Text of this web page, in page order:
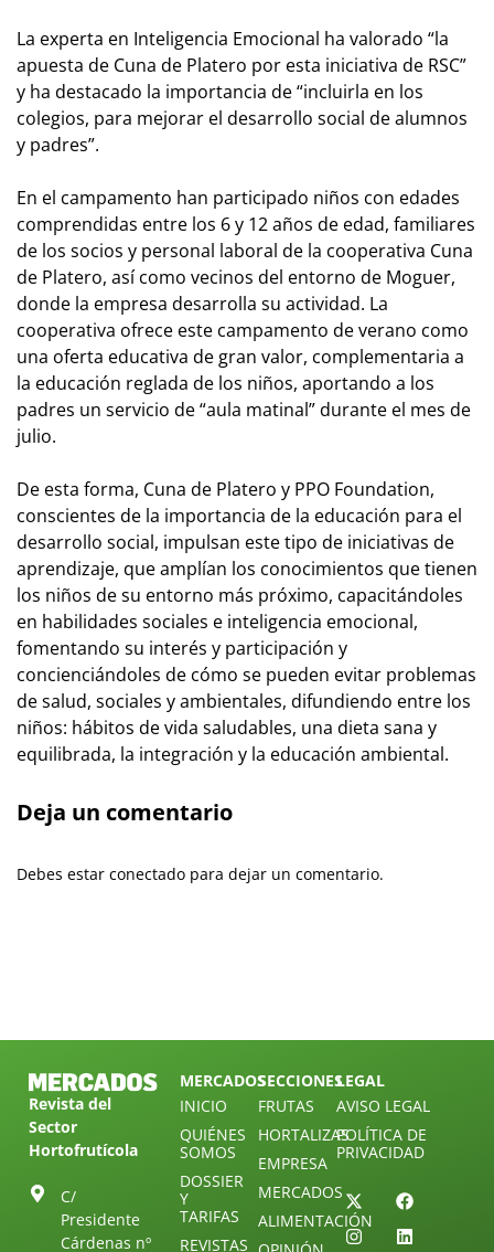
La experta en Inteligencia Emocional ha valorado “la
apuesta de Cuna de Platero por esta iniciativa de RSC”
y ha destacado la importancia de “incluirla en los
colegios, para mejorar el desarrollo social de alumnos
y padres”.
En el campamento han participado niños con edades
comprendidas entre los 6 y 12 años de edad, familiares
de los socios y personal laboral de la cooperativa Cuna
de Platero, así como vecinos del entorno de Moguer,
donde la empresa desarrolla su actividad. La
cooperativa ofrece este campamento de verano como
una oferta educativa de gran valor, complementaria a
la educación reglada de los niños, aportando a los
padres un servicio de “aula matinal” durante el mes de
julio.
De esta forma, Cuna de Platero y PPO Foundation,
conscientes de la importancia de la educación para el
desarrollo social, impulsan este tipo de iniciativas de
aprendizaje, que amplían los conocimientos que tienen
los niños de su entorno más próximo, capacitándoles
en habilidades sociales e inteligencia emocional,
fomentando su interés y participación y
concienciándoles de cómo se pueden evitar problemas
de salud, sociales y ambientales, difundiendo entre los
niños: hábitos de vida saludables, una dieta sana y
equilibrada, la integración y la educación ambiental.
Deja un comentario
Debes estar conectado para dejar un comentario.
Revista del
Sector
Hortofrutícola
C/
Presidente
Cárdenas nº
MERCADOS
INICIO
QUIÉNES
SOMOS
DOSSIER
Y
TARIFAS
REVISTAS
SECCIONES
FRUTAS
HORTALIZAS
EMPRESA
MERCADOS
ALIMENTACIÓN
LEGAL
AVISO LEGAL
POLÍTICA DE
PRIVACIDAD